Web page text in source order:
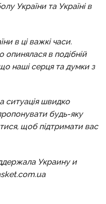
України та Україні в
в ці важкі часи.
опинялася в подібній
наші серця та думки з
ситуація швидко
будь-яку
щоб підтримати вас